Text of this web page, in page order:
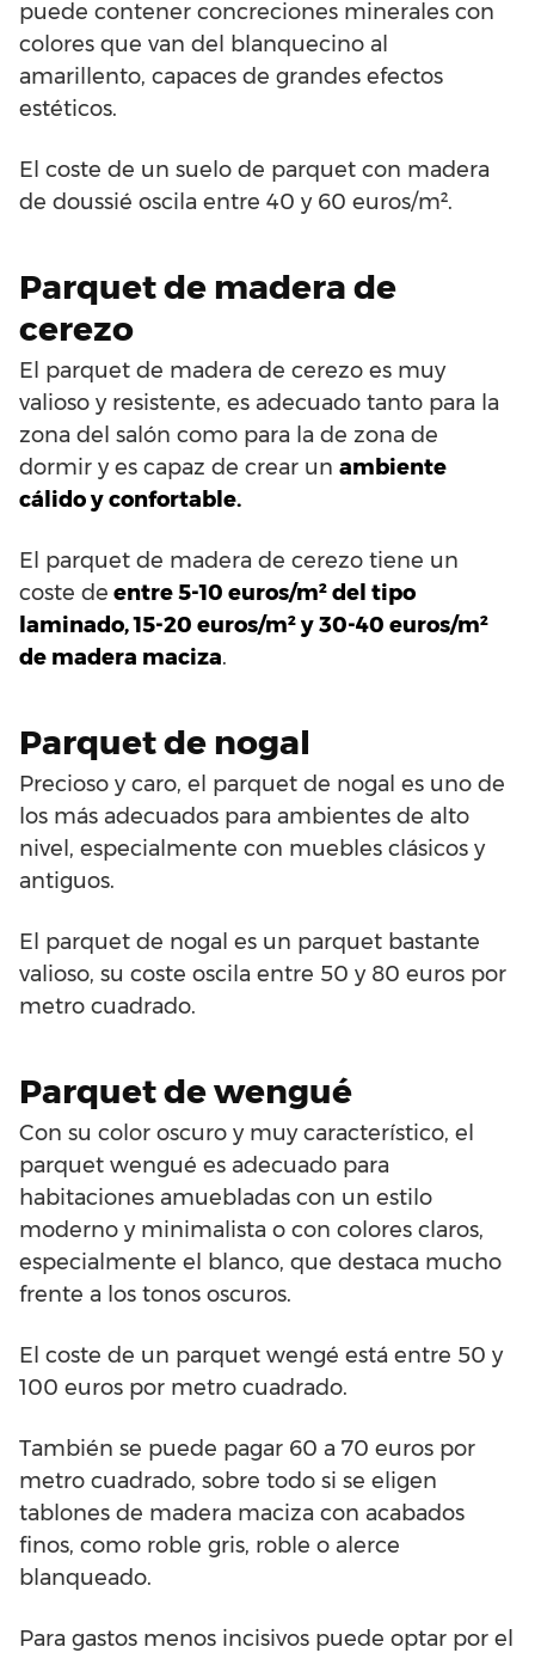
puede contener concreciones minerales con
colores que van del blanquecino al
amarillento, capaces de grandes efectos
estéticos.
El coste de un suelo de parquet con madera
de doussié oscila entre 40 y 60 euros/m².
Parquet de madera de
cerezo
El parquet de madera de cerezo es muy
valioso y resistente, es adecuado tanto para la
zona del salón como para la de zona de
dormir y es capaz de crear un ambiente
cálido y confortable.
El parquet de madera de cerezo tiene un
coste de entre 5-10 euros/m² del tipo
laminado, 15-20 euros/m² y 30-40 euros/m²
de madera maciza.
Parquet de nogal
Precioso y caro, el parquet de nogal es uno de
los más adecuados para ambientes de alto
nivel, especialmente con muebles clásicos y
antiguos.
El parquet de nogal es un parquet bastante
valioso, su coste oscila entre 50 y 80 euros por
metro cuadrado.
Parquet de wengué
Con su color oscuro y muy característico, el
parquet wengué es adecuado para
habitaciones amuebladas con un estilo
moderno y minimalista o con colores claros,
especialmente el blanco, que destaca mucho
frente a los tonos oscuros.
El coste de un parquet wengé está entre 50 y
100 euros por metro cuadrado.
También se puede pagar 60 a 70 euros por
metro cuadrado, sobre todo si se eligen
tablones de madera maciza con acabados
finos, como roble gris, roble o alerce
blanqueado.
Para gastos menos incisivos puede optar por el